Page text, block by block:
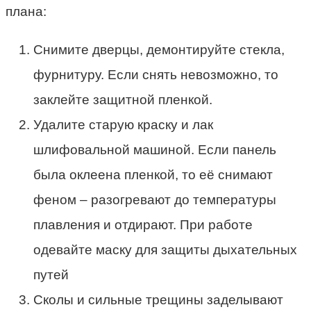
плана:
Снимите дверцы, демонтируйте стекла,
фурнитуру. Если снять невозможно, то
заклейте защитной пленкой.
Удалите старую краску и лак
шлифовальной машиной. Если панель
была оклеена пленкой, то её снимают
феном – разогревают до температуры
плавления и отдирают. При работе
одевайте маску для защиты дыхательных
путей
Сколы и сильные трещины заделывают